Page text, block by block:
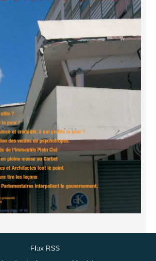
Flux RSS